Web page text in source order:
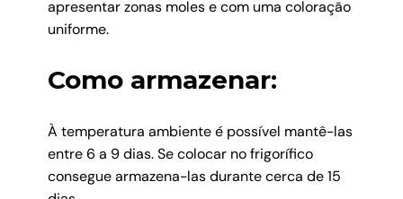
apresentar zonas moles e com uma coloração
uniforme.
Como armazenar:
À temperatura ambiente é possível mantê-las
entre 6 a 9 dias. Se colocar no frigorífico
consegue armazena-las durante cerca de 15